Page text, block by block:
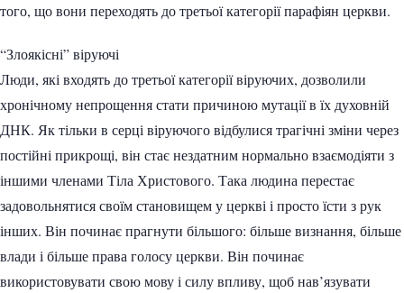
того, що вони переходять до третьої категорії парафіян церкви.
“Злоякісні” віруючі
Люди, які входять до третьої категорії віруючих, дозволили
хронічному непрощення стати причиною мутації в їх духовній
ДНК. Як тільки в серці віруючого відбулися трагічні зміни через
постійні прикрощі, він стає нездатним нормально взаємодіяти з
іншими членами Тіла Христового. Така людина перестає
задовольнятися своїм становищем у церкві і просто їсти з рук
інших. Він починає прагнути більшого: більше визнання, більше
влади і більше права голосу церкви. Він починає
використовувати свою мову і силу впливу, щоб нав’язувати